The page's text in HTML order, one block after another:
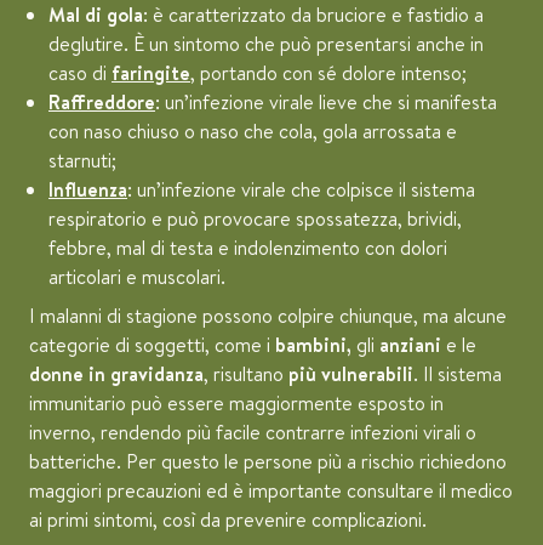
Mal di gola: è caratterizzato da bruciore e fastidio a
deglutire. È un sintomo che può presentarsi anche in
caso di faringite, portando con sé dolore intenso;
Raffreddore: un’infezione virale lieve che si manifesta
con naso chiuso o naso che cola, gola arrossata e
starnuti;
Influenza: un’infezione virale che colpisce il sistema
respiratorio e può provocare spossatezza, brividi,
febbre, mal di testa e indolenzimento con dolori
articolari e muscolari.
I malanni di stagione possono colpire chiunque, ma alcune
categorie di soggetti, come i bambini, gli anziani e le
donne in gravidanza, risultano più vulnerabili. Il sistema
immunitario può essere maggiormente esposto in
inverno, rendendo più facile contrarre infezioni virali o
batteriche. Per questo le persone più a rischio richiedono
maggiori precauzioni ed è importante consultare il medico
ai primi sintomi, così da prevenire complicazioni.